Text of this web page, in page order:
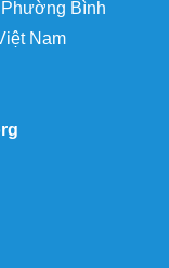
Phường Bình
Nam